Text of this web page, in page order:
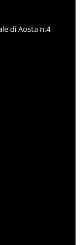
di Aosta n.4